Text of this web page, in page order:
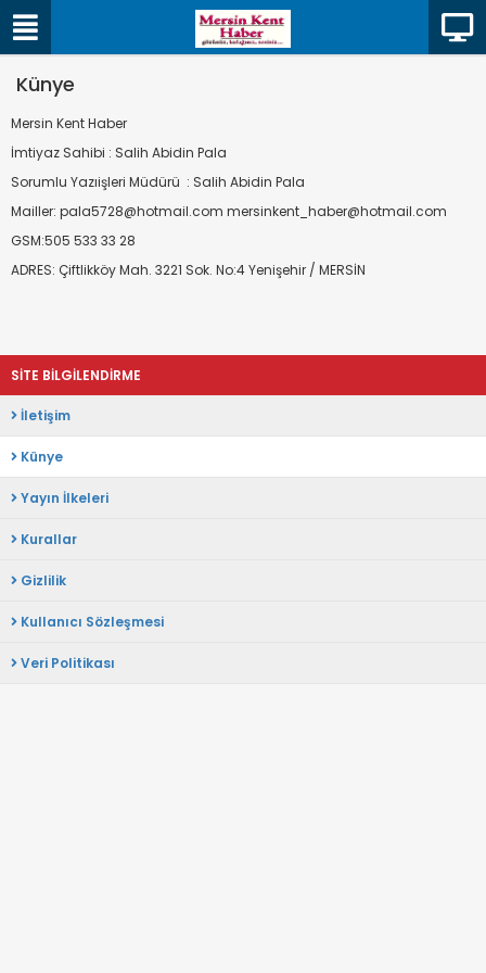
Künye
Mersin Kent Haber
İmtiyaz Sahibi : Salih Abidin Pala
Sorumlu Yazıişleri Müdürü : Salih Abidin Pala
Mailler: pala5728@hotmail.com mersinkent_haber@hotmail.com
GSM:505 533 33 28
ADRES: Çiftlikköy Mah. 3221 Sok. No:4 Yenişehir / MERSİN
SİTE BİLGİLENDİRME
İletişim
Künye
Yayın İlkeleri
Kurallar
Gizlilik
Kullanıcı Sözleşmesi
Veri Politikası